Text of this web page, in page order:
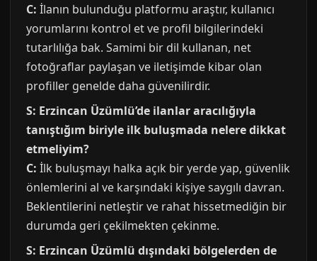
C: İlanın bulunduğu platformu araştır, kullanıcı
yorumlarını kontrol et ve profil bilgilerindeki
tutarlılığa bak. Samimi bir dil kullanan, net
fotoğraflar paylaşan ve iletişimde kibar olan
profiller genelde daha güvenilirdir.
S: Erzincan Üzümlü’de ilanlar aracılığıyla
tanıştığım biriyle ilk buluşmada nelere dikkat
etmeliyim?
C: İlk buluşmayı halka açık bir yerde yap, güvenlik
önlemlerini al ve karşındaki kişiye saygılı davran.
Beklentilerini netleştir ve rahat hissetmediğin bir
durumda geri çekilmekten çekinme.
S: Erzincan Üzümlü dışındaki bölgelerden de